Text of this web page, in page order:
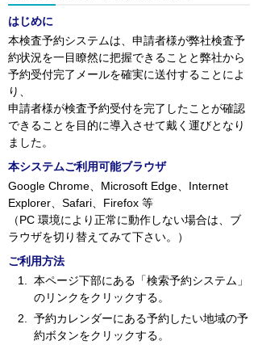
はじめに
本検査予約システムは、申請者様が弊社検査予
約状況を一目瞭然に把握できることと弊社から
予約受付完了メールを確実に送付することによ
り、
申請者様が検査予約受付を完了したことが確認
できることを目的に導入させて戴く運びとなり
ました。
本システムご利用可能ブラウザ
Google Chrome、Microsoft Edge、Internet
Explorer、Safari、Firefox 等
（PC 環境により正常に動作しない場合は、ブ
ラウザを切り替えてみて下さい。）
ご利用方法
本ページ下部にある「検索予約システム」
のリンクをクリックする。
予約カレンダーにある予約したい地域の予
約ボタンをクリックする。